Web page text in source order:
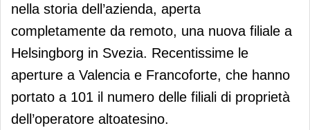
nella storia dell’azienda, aperta
completamente da remoto, una nuova filiale a
Helsingborg in Svezia. Recentissime le
aperture a Valencia e Francoforte, che hanno
portato a 101 il numero delle filiali di proprietà
dell’operatore altoatesino.